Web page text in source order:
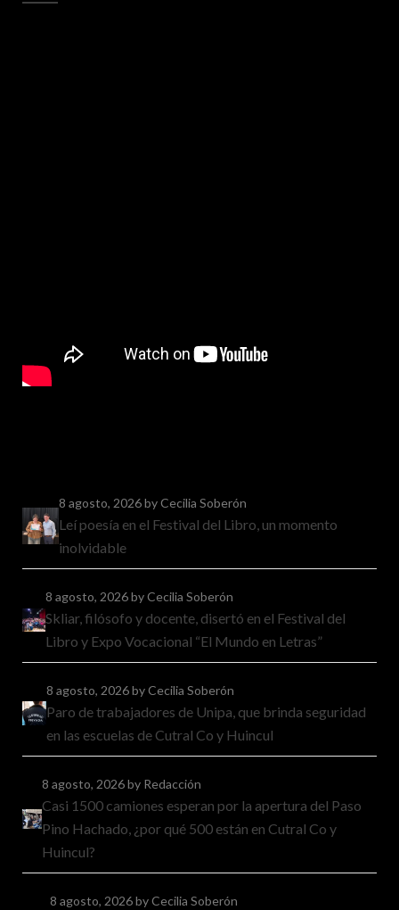
8 agosto, 2026by Cecilia Soberón
Leí poesía en el Festival del Libro, un momento
inolvidable
8 agosto, 2026by Cecilia Soberón
Skliar, filósofo y docente, disertó en el Festival del
Libro y Expo Vocacional “El Mundo en Letras”
8 agosto, 2026by Cecilia Soberón
Paro de trabajadores de Unipa, que brinda seguridad
en las escuelas de Cutral Co y Huincul
8 agosto, 2026by Redacción
Casi 1500 camiones esperan por la apertura del Paso
Pino Hachado, ¿por qué 500 están en Cutral Co y
Huincul?
8 agosto, 2026by Cecilia Soberón